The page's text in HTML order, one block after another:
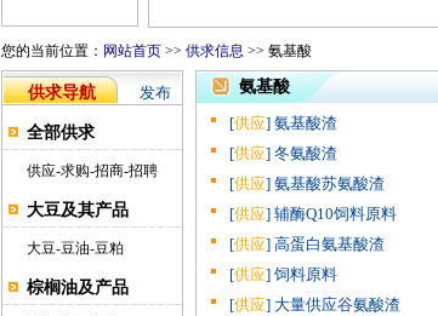
您的当前位置： 网站首页 >> 供求信息 >> 氨基酸
供求导航 发布
全部供求
供应-求购-招商-招聘
大豆及其产品
大豆-豆油-豆粕
棕榈油及产品
氨基酸
[供应] 氨基酸渣
[供应] 冬氨酸渣
[供应] 氨基酸苏氨酸渣
[供应] 辅酶Q10饲料原料
[供应] 高蛋白氨基酸渣
[供应] 饲料原料
[供应] 大量供应谷氨酸渣